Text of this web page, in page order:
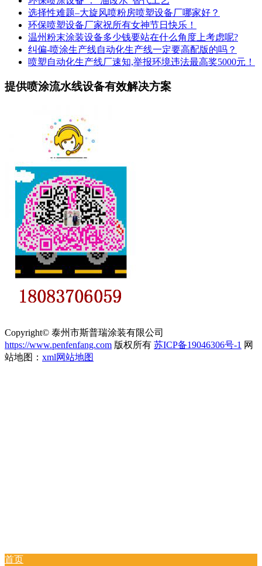
选择性难题–大旋风喷粉房喷塑设备厂哪家好？
环保喷塑设备厂家祝所有女神节日快乐！
温州粉末涂装设备多少钱要站在什么角度上考虑呢?
纠偏-喷涂生产线自动化生产线一定要高配版的吗？
喷塑自动化生产线厂速知,举报环境违法最高奖5000元！
提供喷涂流水线设备有效解决方案
Copyright© 泰州市斯普瑞涂装有限公司
https://www.penfenfang.com 版权所有 苏ICP备19046306号-1 网
站地图： xml网站地图
首页